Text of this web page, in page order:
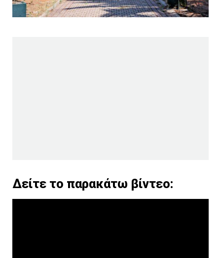
Δείτε το παρακάτω βίντεο: